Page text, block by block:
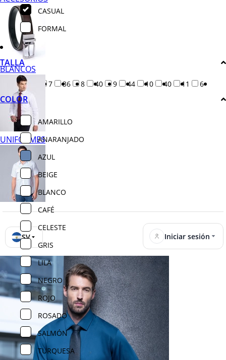
BLANCOS
UNIFORMES
SV Iniciar sesión
CASUAL
FORMAL
TALLA
7 36 8 40 9 44 10 40 11 6
COLOR
AMARILLO
ANARANJADO
AZUL
BEIGE
BLANCO
CAFÉ
CELESTE
GRIS
LILA
NEGRO
ROJO
ROSADO
SALMÓN
TURQUESA